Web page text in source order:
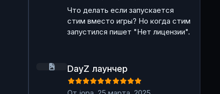
Что делать если запускается
стим вместо игры? Но когда стим
запустился пишет "Нет лицензии".
DayZ лаунчер